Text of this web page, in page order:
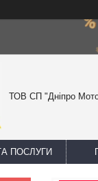
ТОВ СП "Дніпро
ПОСЛУГИ